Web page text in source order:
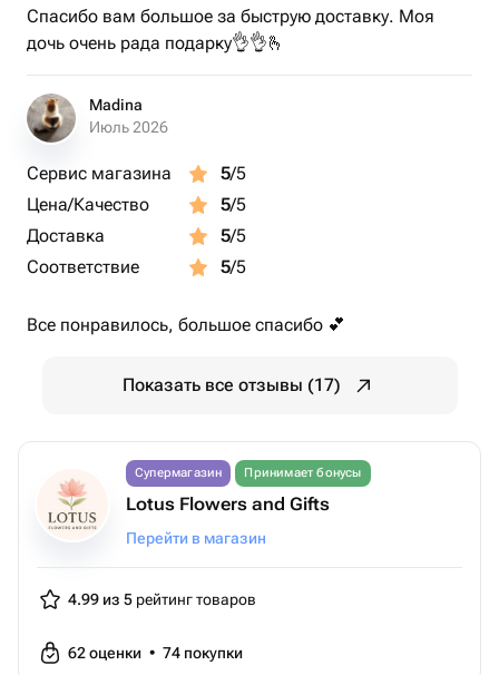
Спасибо вам большое за быструю доставку. Моя
дочь очень рада подарку👌👌🫰
Madina
Июль 2026
Сервис магазина 5/5
Цена/Качество
5/5
Доставка
5/5
Соответствие
5/5
Все понравилось, большое спасибо 💕
Показать все отзывы (17)
Супермагазин Принимает бонусы
Lotus Flowers and Gifts
Перейти в магазин
4.99 из 5 рейтинг товаров
62оценки • 74 покупки